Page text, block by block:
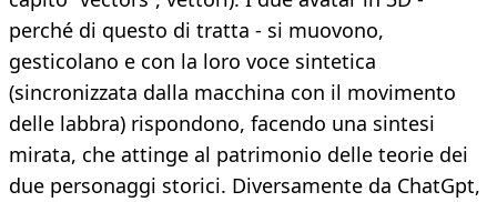
perché di questo di tratta - si muovono,
gesticolano e con la loro voce sintetica
(sincronizzata dalla macchina con il movimento
delle labbra) rispondono, facendo una sintesi
mirata, che attinge al patrimonio delle teorie dei
due personaggi storici. Diversamente da ChatGpt,